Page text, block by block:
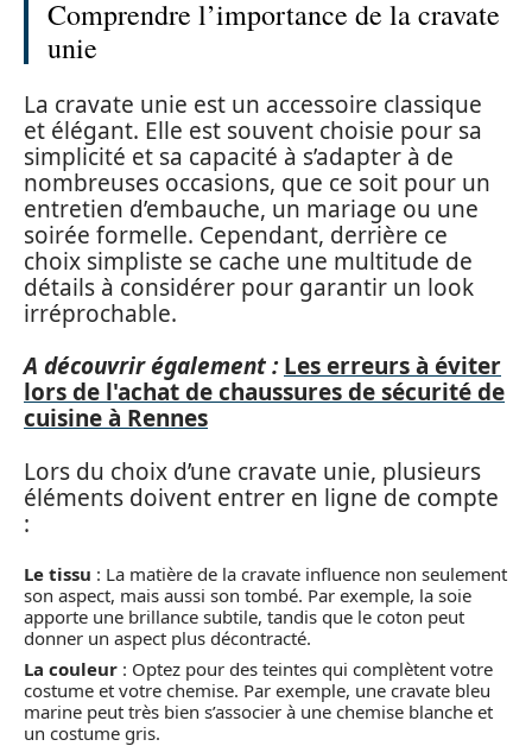
Comprendre l’importance de la cravate
unie
La cravate unie est un accessoire classique
et élégant. Elle est souvent choisie pour sa
simplicité et sa capacité à s’adapter à de
nombreuses occasions, que ce soit pour un
entretien d’embauche, un mariage ou une
soirée formelle. Cependant, derrière ce
choix simpliste se cache une multitude de
détails à considérer pour garantir un look
irréprochable.
A découvrir également : Les erreurs à éviter
lors de l'achat de chaussures de sécurité de
cuisine à Rennes
Lors du choix d’une cravate unie, plusieurs
éléments doivent entrer en ligne de compte
:
Le tissu : La matière de la cravate influence non seulement
son aspect, mais aussi son tombé. Par exemple, la soie
apporte une brillance subtile, tandis que le coton peut
donner un aspect plus décontracté.
La couleur : Optez pour des teintes qui complètent votre
costume et votre chemise. Par exemple, une cravate bleu
marine peut très bien s’associer à une chemise blanche et
un costume gris.